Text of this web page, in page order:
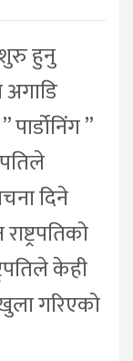
शुरु हुनु
अगाडि
”
दिने
केही
गरिएको